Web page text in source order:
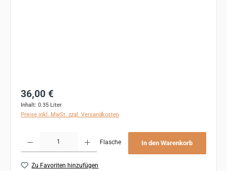
Regulärer Preis:
36,00 €
Inhalt: 0.35 Liter
Preise inkl. MwSt. zzgl. Versandkosten
Flasche In den Warenkorb
Zu Favoriten hinzufügen